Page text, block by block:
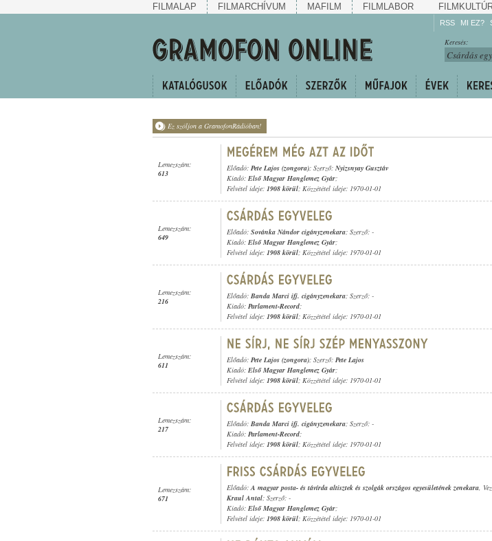
FILMALAP FILMARCHÍVUM MAFILM FILMLABOR
RSS MI EZ?
Keresés:
Ez szóljon a GramofonRádióban!
Lemezszám:
613
Előadó: Pete Lajos (zongora); Szerző: Nyizsnyay Gusztáv
Kiadó: Első Magyar Hanglemez Gyár;
Felvétel ideje: 1908 körül; Közzététel ideje: 1970-01-01
Lemezszám:
649
Előadó: Sovánka Nándor cigányzenekara; Szerző: -
Kiadó: Első Magyar Hanglemez Gyár;
Felvétel ideje: 1908 körül; Közzététel ideje: 1970-01-01
Lemezszám:
216
Előadó: Banda Marci ifj. cigányzenekara; Szerző: -
Kiadó: Parlament-Record;
Felvétel ideje: 1908 körül; Közzététel ideje: 1970-01-01
Lemezszám:
611
Előadó: Pete Lajos (zongora); Szerző: Pete Lajos
Kiadó: Első Magyar Hanglemez Gyár;
Felvétel ideje: 1908 körül; Közzététel ideje: 1970-01-01
Lemezszám:
217
Előadó: Banda Marci ifj. cigányzenekara; Szerző: -
Kiadó: Parlament-Record;
Felvétel ideje: 1908 körül; Közzététel ideje: 1970-01-01
Lemezszám:
671
Előadó:A magyar posta- és távírda altisztek és szolgák országos egyesületének zenekara,
Kraul Antal; Szerző: -
Kiadó: Első Magyar Hanglemez Gyár;
Felvétel ideje: 1908 körül; Közzététel ideje: 1970-01-01